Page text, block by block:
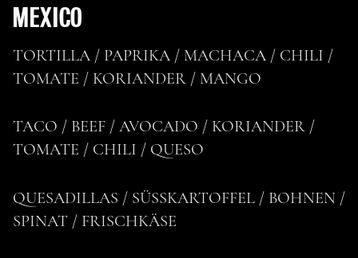
MEXICO
TORTILLA / PAPRIKA / MACHACA / CHILI /
TOMATE / KORIANDER / MANGO
TACO / BEEF / AVOCADO / KORIANDER /
TOMATE / CHILI / QUESO
QUESADILLAS / SÜSSKARTOFFEL / BOHNEN /
SPINAT / FRISCHKÄSE